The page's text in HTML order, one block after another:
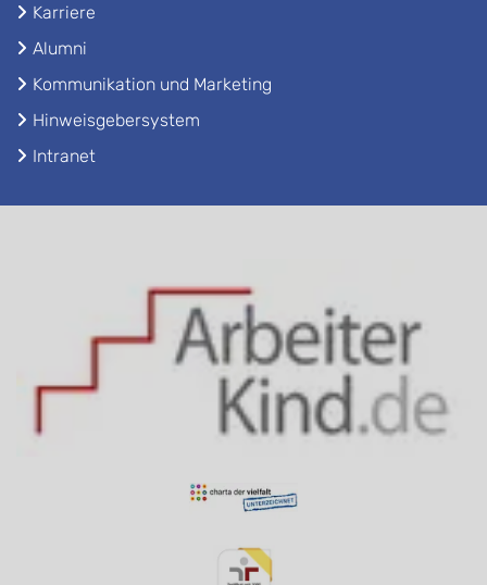
Karriere
Alumni
Kommunikation und Marketing
Hinweisgebersystem
Intranet